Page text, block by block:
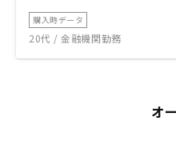
購入時データ
20代 / 金融機関勤務
オ